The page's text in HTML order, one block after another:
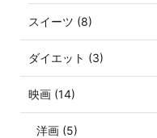
スイーツ (8)
ダイエット (3)
映画 (14)
洋画 (5)